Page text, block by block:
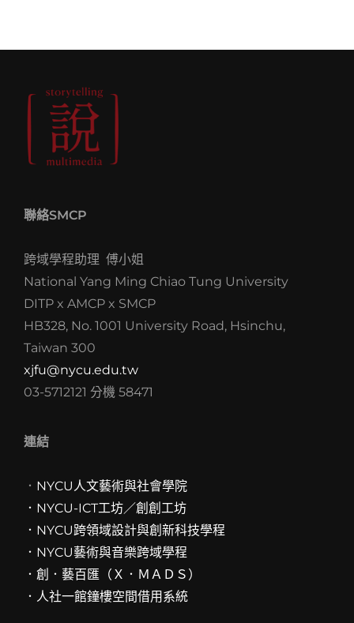
聯絡SMCP
跨域學程助理 傅小姐
National Yang Ming Chiao Tung University
DITP x AMCP x SMCP
HB328, No. 1001 University Road, Hsinchu,
Taiwan 300
xjfu@nycu.edu.tw
03-5712121 分機 58471
連結
． NYCU人文藝術與社會學院
．NYCU-ICT工坊／創創工坊
． NYCU跨領域設計與創新科技學程
． NYCU藝術與音樂跨域學程
．創．藝百匯（Ｘ．ＭＡＤＳ）
．人社一館鐘樓空間借用系統